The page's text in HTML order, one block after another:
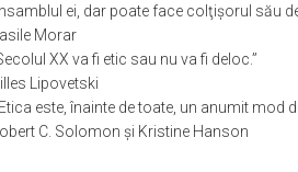
ei, dar poate face colţişorul său
Morar
XX va fi etic sau nu va fi deloc.”
Lipovetski
este, înainte de toate, un anumit mod
C. Solomon şi Kristine Hanson